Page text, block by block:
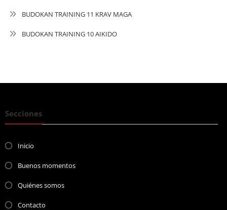
BUDOKAN TRAINING 11 KRAV MAGA
BUDOKAN TRAINING 10 AIKIDO
Secciones
Inicio
Buenos momentos
Quiénes somos
Contacto